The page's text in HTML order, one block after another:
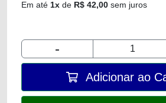
Em até 1x de R$ 42,00 sem juros
-
Adicionar ao